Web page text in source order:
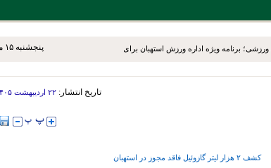
پنجشنبه ۱۵ مرداد ۱۴۰۵ برنامه ویژه اداره ورزش استهبان برای توسعه دو و
تاریخ انتشار: ۲۲ ارديبهشت ۱۴۰۵ - ۱۷:۲۵
کشف ۲ هزار لیتر گازوئیل فاقد مجوز در استهبان